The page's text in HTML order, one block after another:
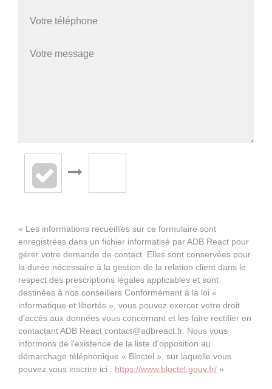
« Les informations recueillies sur ce formulaire sont
enregistrées dans un fichier informatisé par ADB React pour
gérer votre demande de contact. Elles sont conservées pour
la durée nécessaire à la gestion de la relation client dans le
respect des prescriptions légales applicables et sont
destinées à nos conseillers Conformément à la loi «
informatique et libertés », vous pouvez exercer votre droit
d'accès aux données vous concernant et les faire rectifier en
contactant ADB React contact@adbreact.fr. Nous vous
informons de l'existence de la liste d'opposition au
démarchage téléphonique « Bloctel », sur laquelle vous
pouvez vous inscrire ici : https://www.bloctel.gouv.fr/ »